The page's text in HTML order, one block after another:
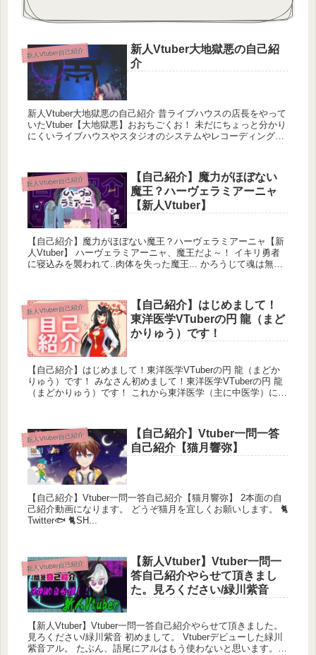
新人Vtuber自己紹介
新人Vtuber大地獄悪の自己紹
介
新人Vtuber大地獄悪の自己紹介 昔ライブハウスの店長をやって
いたVtuber【大地獄悪】おおちごくお！ 未だにちょっと分かり
にくいライブハウスやスタジオのシステムやレコーディングに
新人Vtuber自己紹介
【自己紹介】魔力がほぼない
魔王？ハーヴェラミアーニャ
【新人Vtuber】
【自己紹介】魔力がほぼない魔王？ハーヴェラミアーニャ【新
人Vtuber】 ハーヴェラミアーニャ、魔王だよ～！ イキリ勇者
に寝込みを襲われて..肉体を失った魔王... かろうじて魂は無事
新人Vtuber自己紹介
【自己紹介】はじめまして！
東洋医学VTuberの円 龍（まど
かりゅう）です！
【自己紹介】はじめまして！東洋医学VTuberの円 龍（まどか
りゅう）です！ みなさん初めまして！東洋医学VTuberの円 龍
（まどかりゅう）です！ これから東洋医学（主に中医学）に関
新人Vtuber自己紹介
【自己紹介】Vtuber一問一答
自己紹介【猫月響弥】
【自己紹介】Vtuber一問一答自己紹介【猫月響弥】 2本面の自
己紹介動画になります。 どうぞ猫月を宜しくお願いします。 🐈
Twitter🐟 🐈SH...
新人Vtuber自己紹介
【新人Vtuber】Vtuber一問一
答自己紹介やらせて頂きまし
た。見ろください/緑川紫音
【新人Vtuber】Vtuber一問一答自己紹介やらせて頂きました。
見ろください/緑川紫音 初めまして。 Vtuberデビューした緑川
紫音アル。 たぶん、語尾にアルはもう使わないと思います。